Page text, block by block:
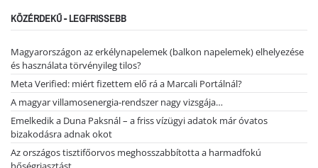
KÖZÉRDEKŰ - LEGFRISSEBB
Magyarországon az erkélynapelemek (balkon napelemek) elhelyezése
és használata törvényileg tilos?
Meta Verified: miért fizettem elő rá a Marcali Portálnál?
A magyar villamosenergia-rendszer nagy vizsgája…
Emelkedik a Duna Paksnál – a friss vízügyi adatok már óvatos
bizakodásra adnak okot
Az országos tisztifőorvos meghosszabbította a harmadfokú